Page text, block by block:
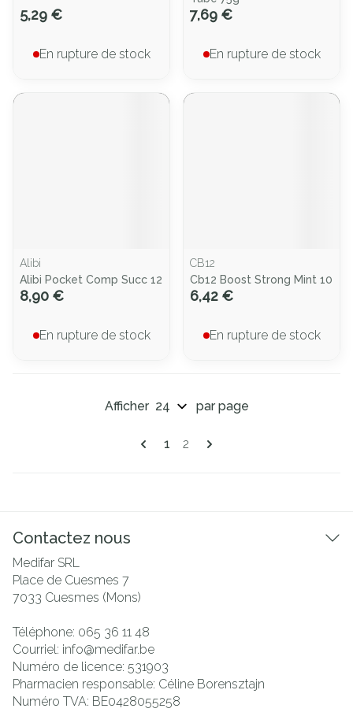
5,29 €
En rupture de stock
7,69 €
En rupture de stock
Alibi
Alibi Pocket Comp Succ 12
8,90 €
En rupture de stock
CB12
Cb12 Boost Strong Mint 10
6,42 €
En rupture de stock
Pages
Vous lisez actuellement la page
1 Page
2
Afficher par page
Contactez nous
Medifar SRL
Place de Cuesmes 7
7033 Cuesmes (Mons)
Téléphone: 065 36 11 48
Courriel: info@medifar.be
Numéro de licence: 531903
Pharmacien responsable: Céline Borensztajn
Numéro TVA: BE0428055258